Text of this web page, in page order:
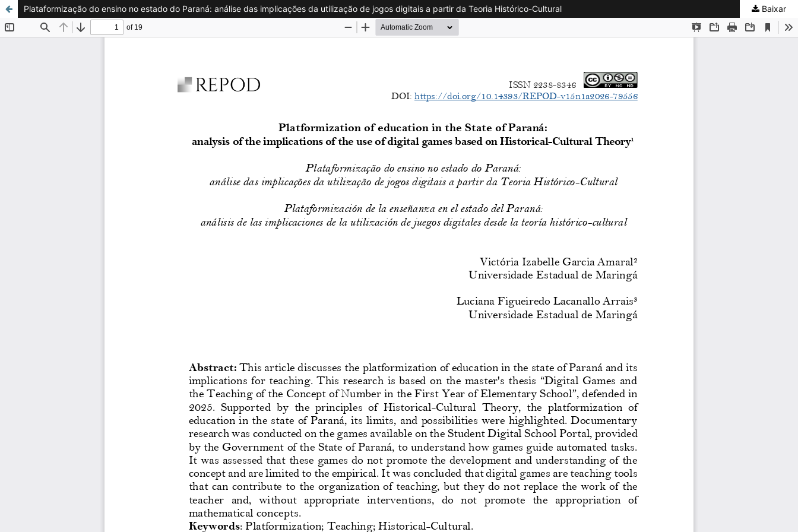
Plataformização do ensino no estado do Paraná: análise das implicações da utilização de jogos digitais a partir da Teoria Histórico-Cultural Baixar